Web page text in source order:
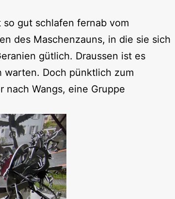
gut schlafen fernab vom
des Maschenzauns, in die sie sich
gütlich. Draussen ist es
Doch pünktlich zum
Wangs, eine Gruppe